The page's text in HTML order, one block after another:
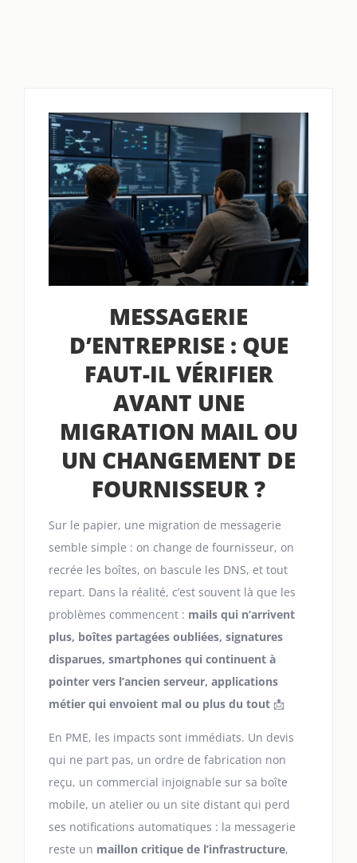
MESSAGERIE
D’ENTREPRISE : QUE
FAUT-IL VÉRIFIER
AVANT UNE
MIGRATION MAIL OU
UN CHANGEMENT DE
FOURNISSEUR ?
Sur le papier, une migration de messagerie
semble simple : on change de fournisseur, on
recrée les boîtes, on bascule les DNS, et tout
repart. Dans la réalité, c’est souvent là que les
problèmes commencent : mails qui n’arrivent
plus, boîtes partagées oubliées, signatures
disparues, smartphones qui continuent à
pointer vers l’ancien serveur, applications
métier qui envoient mal ou plus du tout 📩
En PME, les impacts sont immédiats. Un devis
qui ne part pas, un ordre de fabrication non
reçu, un commercial injoignable sur sa boîte
mobile, un atelier ou un site distant qui perd
ses notifications automatiques : la messagerie
reste un maillon critique de l’infrastructure,